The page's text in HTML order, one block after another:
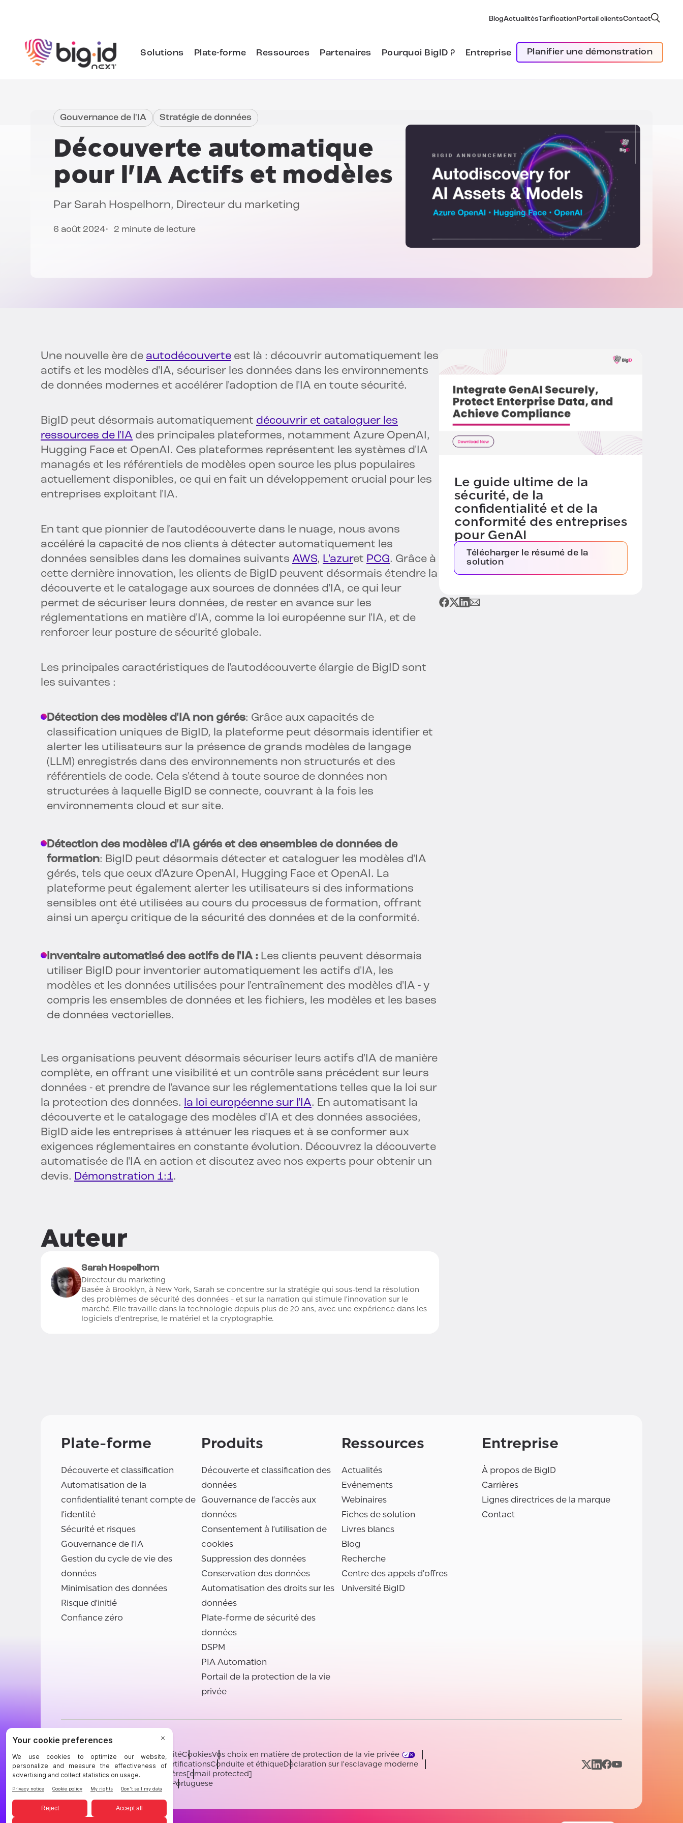
BlogActualitésTarification Portail clientsContact
Solutions Plate-forme Ressources Partenaires Pourquoi BigID ? Entreprise Planifier une démonstration
Gouvernance de l'IA Stratégie de données
Découverte automatique
pour l'IAActifs et modèles
Par Sarah Hospelhorn, Directeur du marketing
6 août 2024 2 minute de lecture
Une nouvelle ère de autodécouverte est là : découvrir automatiquement les
actifs et les modèles d'IA, sécuriser les données dans les environnements
de données modernes et accélérer l'adoption de l'IA en toute sécurité.
BigID peut désormais automatiquement découvrir et cataloguer les
ressources de l'IA des principales plateformes, notamment Azure OpenAI,
Hugging Face et OpenAI. Ces plateformes représentent les systèmes d'IA
managés et les référentiels de modèles open source les plus populaires
actuellement disponibles, ce qui en fait un développement crucial pour les
entreprises exploitant l'IA.
En tant que pionnier de l'autodécouverte dans le nuage, nous avons
accéléré la capacité de nos clients à détecter automatiquement les
données sensibles dans les domaines suivants AWS, L'azuret PCG. Grâce à
cette dernière innovation, les clients de BigID peuvent désormais étendre la
découverte et le catalogage aux sources de données d'IA, ce qui leur
permet de sécuriser leurs données, de rester en avance sur les
réglementations en matière d'IA, comme la loi européenne sur l'IA, et de
renforcer leur posture de sécurité globale.
Les principales caractéristiques de l'autodécouverte élargie de BigID sont
les suivantes :
Détection des modèles d'IA non gérés: Grâce aux capacités de
classification uniques de BigID, la plateforme peut désormais identifier et
alerter les utilisateurs sur la présence de grands modèles de langage
(LLM) enregistrés dans des environnements non structurés et des
référentiels de code. Cela s'étend à toute source de données non
structurées à laquelle BigID se connecte, couvrant à la fois les
environnements cloud et sur site.
Détection des modèles d'IA gérés et des ensembles de données de
formation: BigID peut désormais détecter et cataloguer les modèles d'IA
gérés, tels que ceux d'Azure OpenAI, Hugging Face et OpenAI. La
plateforme peut également alerter les utilisateurs si des informations
sensibles ont été utilisées au cours du processus de formation, offrant
ainsi un aperçu critique de la sécurité des données et de la conformité.
Inventaire automatisé des actifs de l'IA : Les clients peuvent désormais
utiliser BigID pour inventorier automatiquement les actifs d'IA, les
modèles et les données utilisées pour l'entraînement des modèles d'IA - y
compris les ensembles de données et les fichiers, les modèles et les bases
de données vectorielles.
Les organisations peuvent désormais sécuriser leurs actifs d'IA de manière
complète, en offrant une visibilité et un contrôle sans précédent sur leurs
données - et prendre de l'avance sur les réglementations telles que la loi sur
la protection des données. la loi européenne sur l'IA. En automatisant la
découverte et le catalogage des modèles d'IA et des données associées,
BigID aide les entreprises à atténuer les risques et à se conformer aux
exigences réglementaires en constante évolution. Découvrez la découverte
automatisée de l'IA en action et discutez avec nos experts pour obtenir un
devis. Démonstration 1:1.
Auteur
Sarah Hospelhorn
Directeur du marketing
Basée à Brooklyn, à New York, Sarah se concentre sur la stratégie qui sous-tend la résolution
des problèmes de sécurité des données - et sur la narration qui stimule l'innovation sur le
marché. Elle travaille dans la technologie depuis plus de 20 ans, avec une expérience dans les
logiciels d'entreprise, le matériel et la cryptographie.
Le guide ultime de la
sécurité, de la
confidentialité et de la
conformité des entreprises
pour GenAI
Télécharger le résumé de la
solution
Plate-forme
Découverte et classification
Automatisation de la
confidentialité tenant compte de
l'identité
Sécurité et risques
Gouvernance de l'IA
Gestion du cycle de vie des
données
Minimisation des données
Risque d'initié
Confiance zéro
Produits
Découverte et classification des
données
Gouvernance de l'accès aux
données
Consentement à l'utilisation de
cookies
Suppression des données
Conservation des données
Automatisation des droits sur les
données
Plate-forme de sécurité des
données
DSPM
PIA Automation
Portail de la protection de la vie
privée
Ressources
Actualités
Evénements
Webinaires
Fiches de solution
Livres blancs
Blog
Recherche
Centre des appels d'offres
Université BigID
Entreprise
À propos de BigID
Carrières
Lignes directrices de la marque
Contact
©BigID
ConditionsAvis de confidentialitéCookiesVos choix en matière de protection de la vie privée
Ressources juridiques BigIDCertificationsConduite et éthiqueDéclaration sur l'esclavage moderne
Sous-processeursSoutien Carrières[email protected]
Portuguese